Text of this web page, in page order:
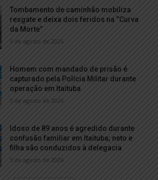
Tombamento de caminhão mobiliza
resgate e deixa dois feridos na “Curva
da Morte”
5 de agosto de 2026
Homem com mandado de prisão é
capturado pela Polícia Militar durante
operação em Itaituba
5 de agosto de 2026
Idoso de 89 anos é agredido durante
confusão familiar em Itaituba; neto e
filha são conduzidos à delegacia
5 de agosto de 2026